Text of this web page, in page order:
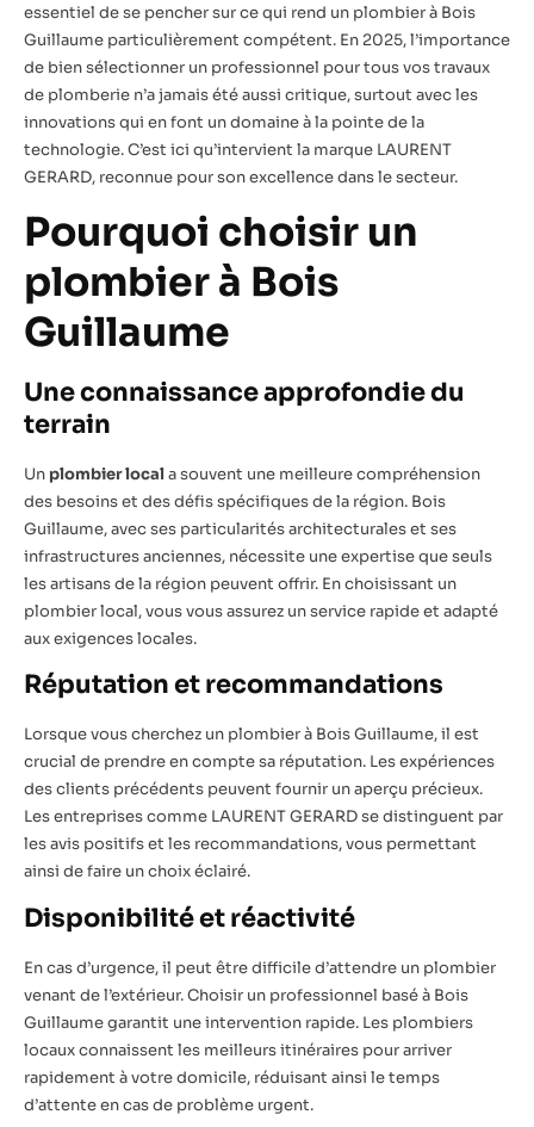
essentiel de se pencher sur ce qui rend un plombier à Bois
Guillaume particulièrement compétent. En 2025, l’importance
de bien sélectionner un professionnel pour tous vos travaux
de plomberie n’a jamais été aussi critique, surtout avec les
innovations qui en font un domaine à la pointe de la
technologie. C’est ici qu’intervient la marque LAURENT
GERARD, reconnue pour son excellence dans le secteur.
Pourquoi choisir un
plombier à Bois
Guillaume
Une connaissance approfondie du
terrain
Un plombier locala souvent une meilleure compréhension
des besoins et des défis spécifiques de la région. Bois
Guillaume, avec ses particularités architecturales et ses
infrastructures anciennes, nécessite une expertise que seuls
les artisans de la région peuvent offrir. En choisissant un
plombier local, vous vous assurez un service rapide et adapté
aux exigences locales.
Réputation et recommandations
Lorsque vous cherchez un plombier à Bois Guillaume, il est
crucial de prendre en compte sa réputation. Les expériences
des clients précédents peuvent fournir un aperçu précieux.
Les entreprises comme LAURENT GERARD se distinguent par
les avis positifs et les recommandations, vous permettant
ainsi de faire un choix éclairé.
Disponibilité et réactivité
En cas d’urgence, il peut être difficile d’attendre un plombier
venant de l’extérieur. Choisir un professionnel basé à Bois
Guillaume garantit une intervention rapide. Les plombiers
locaux connaissent les meilleurs itinéraires pour arriver
rapidement à votre domicile, réduisant ainsi le temps
d’attente en cas de problème urgent.